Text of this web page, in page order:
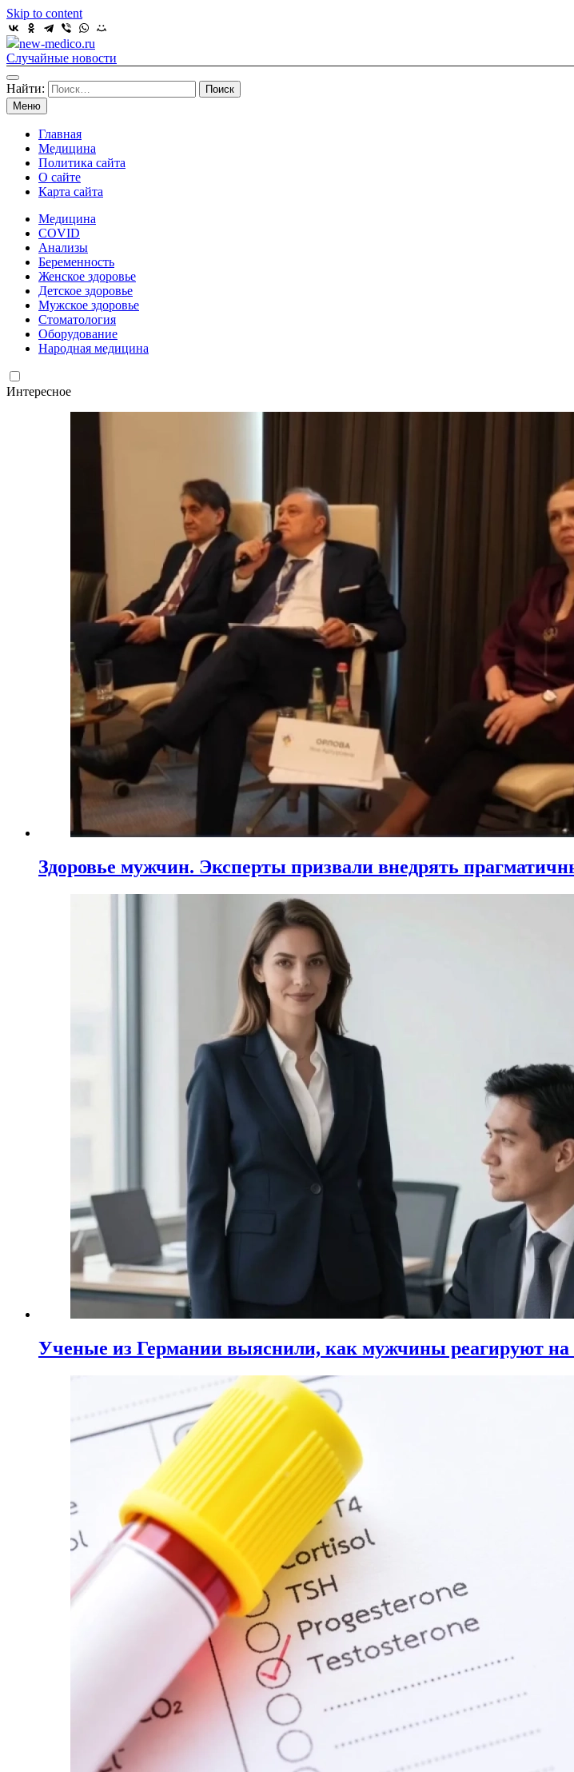
Skip to content
new-medico.ru
Случайные новости
Найти:
Меню
Главная
Медицина
Политика сайта
О сайте
Карта сайта
Медицина
COVID
Анализы
Беременность
Женское здоровье
Детское здоровье
Мужское здоровье
Стоматология
Оборудование
Народная медицина
Интересное
Здоровье мужчин. Эксперты призвали внедрять
Ученые из Германии выяснили, как мужчины реагируют